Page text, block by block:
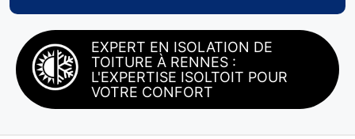
EXPERT EN ISOLATION DE
TOITURE À RENNES :
L'EXPERTISE ISOLTOIT POUR
VOTRE CONFORT